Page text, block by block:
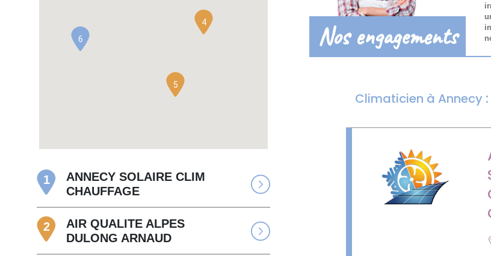
4
5
6
1
ANNECY SOLAIRE CLIM
CHAUFFAGE
2
AIR QUALITE ALPES
DULONG ARNAUD
Nos engagements
Climaticien à Annecy :